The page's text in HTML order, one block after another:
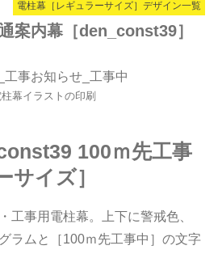
電柱幕［レギュラーサイズ］デザイン一覧
案内幕［den_const39］
100ｍ先工事
サイズ］
工事用電柱幕。上下に警戒色、
ラムと［100ｍ先工事中］の文字